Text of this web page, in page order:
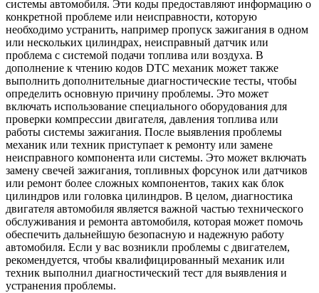
системы автомобиля. Эти коды предоставляют информацию о
конкретной проблеме или неисправности, которую
необходимо устранить, например пропуск зажигания в одном
или нескольких цилиндрах, неисправный датчик или
проблема с системой подачи топлива или воздуха. В
дополнение к чтению кодов DTC механик может также
выполнить дополнительные диагностические тесты, чтобы
определить основную причину проблемы. Это может
включать использование специального оборудования для
проверки компрессии двигателя, давления топлива или
работы системы зажигания. После выявления проблемы
механик или техник приступает к ремонту или замене
неисправного компонента или системы. Это может включать
замену свечей зажигания, топливных форсунок или датчиков
или ремонт более сложных компонентов, таких как блок
цилиндров или головка цилиндров. В целом, диагностика
двигателя автомобиля является важной частью технического
обслуживания и ремонта автомобиля, которая может помочь
обеспечить дальнейшую безопасную и надежную работу
автомобиля. Если у вас возникли проблемы с двигателем,
рекомендуется, чтобы квалифицированный механик или
техник выполнил диагностический тест для выявления и
устранения проблемы.